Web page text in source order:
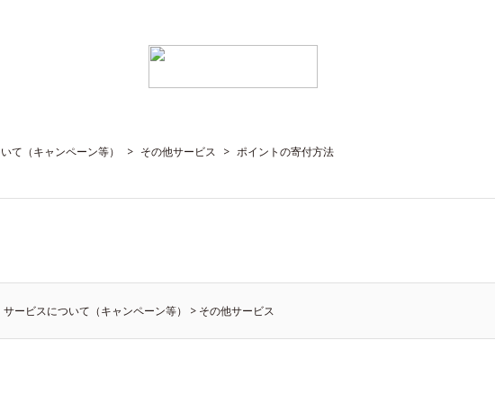
て（キャンペーン等） > その他サービス > ポイントの寄付方法
ービスについて（キャンペーン等） > その他サービス